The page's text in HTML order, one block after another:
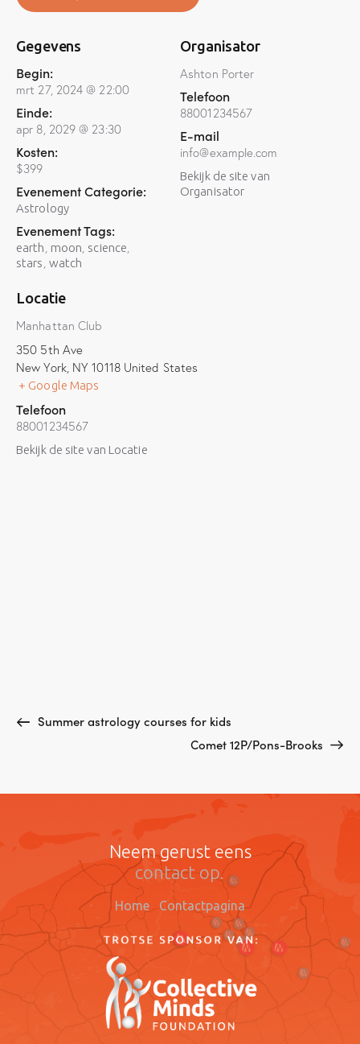
Gegevens
Begin:
mrt 27, 2024 @ 22:00
Einde:
apr 8, 2029 @ 23:30
Kosten:
$399
Evenement Categorie:
Astrology
Evenement Tags:
earth, moon, science,
stars, watch
Organisator
Ashton Porter
Telefoon
88001234567
E-mail
info@example.com
Bekijk de site van
Organisator
Locatie
Manhattan Club
350 5th Ave
New York, NY 10118 United States
+ Google Maps
Telefoon
88001234567
Bekijk de site van Locatie
Summer astrology courses for kids
Comet 12P/Pons-Brooks
Neem gerust eens
contact op.
Home Contactpagina